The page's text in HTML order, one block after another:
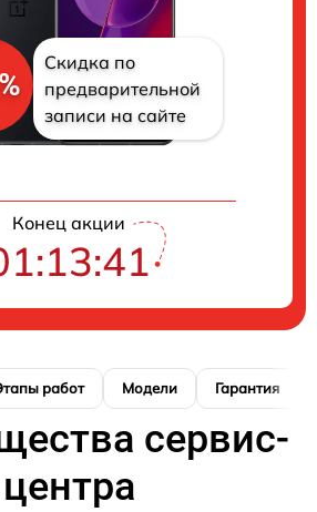
Скидка по
предварительной
записи на сайте
Конец акции
работ Модели Гарантия
сервис-
центра